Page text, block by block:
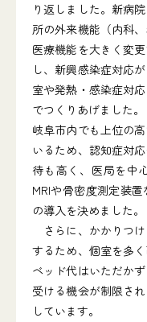
り返しました。新病
所の外来機能（内科
医療機能を大きく変
し、新興感染症対応
室や発熱・感染症対
でつくりあげました。
岐阜市内でも上位の
いるため、認知症対
待も高く、医局を中
MRIや骨密度測定装
の導入を決めました。
さらに、かかりつ
するため、個室を多
ベッド代はいただか
受ける機会が制限さ
しています。